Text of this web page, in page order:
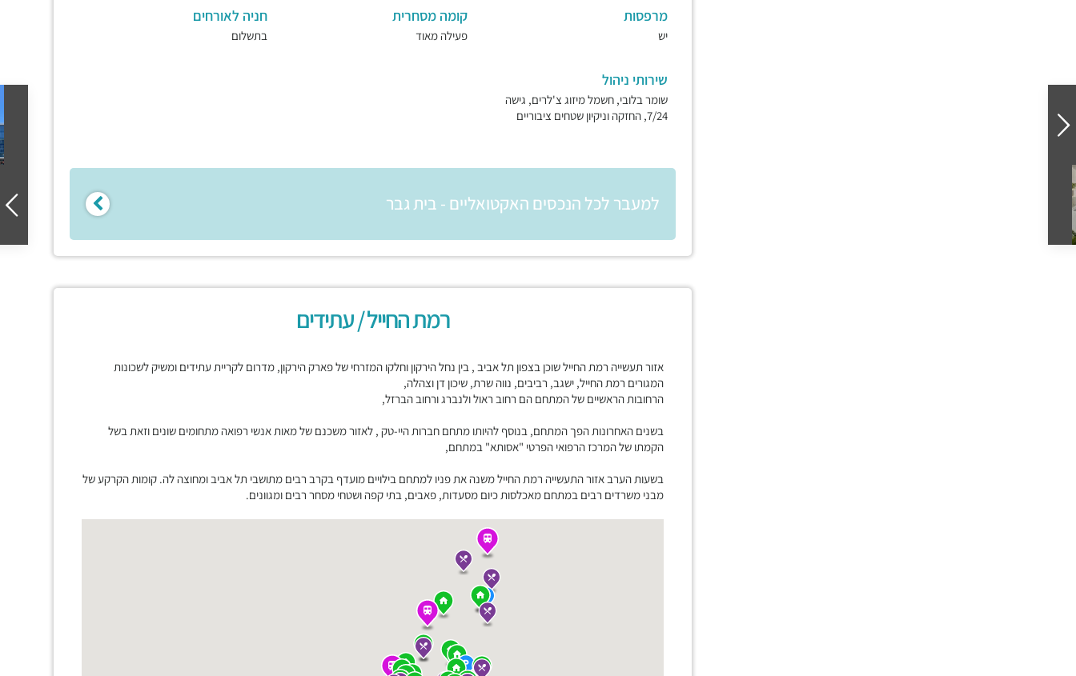
מרפסות
יש
קומה מסחרית
פעילה מאוד
חניה לאורחים
בתשלום
שירותי ניהול
שומר בלובי, חשמל מיזוג צ'לרים, גישה
7/24, החזקה וניקיון שטחים ציבוריים
למעבר לכל הנכסים האקטואליים - בית גבר
רמת החייל / עתידים
אזור תעשייה רמת החייל שוכן בצפון תל אביב , בין נחל הירקון וחלקו המזרחי של פארק הירקון, מדרום לקריית עתידים ומשיק לשכונות
המגורים רמת החייל, ישגב, רביבים, נווה שרת, שיכון דן וצהלה,
הרחובות הראשיים של המתחם הם רחוב ראול ולנברג ורחוב הברזל,
בשנים האחרונות הפך המתחם, בנוסף להיותו מתחם חברות היי-טק , לאזור משכנם של מאות אנשי רפואה מתחומים שונים וזאת בשל
הקמתו של המרכז הרפואי הפרטי "אסותא" במתחם,
בשעות הערב אזור התעשייה רמת החייל משנה את פניו למתחם בילויים מועדף בקרב רבים מתושבי תל אביב ומחוצה לה. קומות הקרקע של
מבני משרדים רבים במתחם מאכלסות כיום מסעדות, פאבים, בתי קפה ושטחי מסחר רבים ומגוונים.